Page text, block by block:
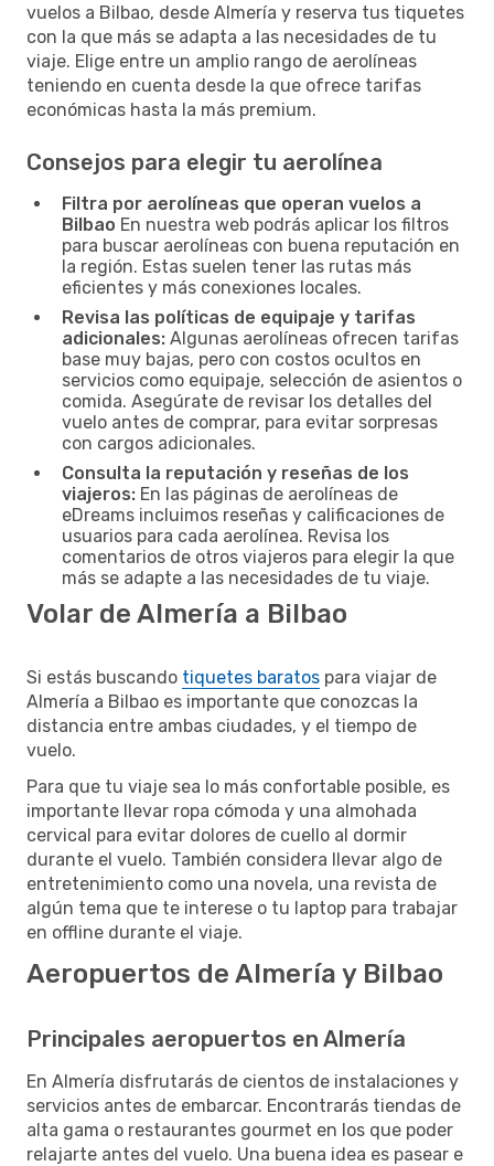
vuelos a Bilbao, desde Almería y reserva tus tiquetes
con la que más se adapta a las necesidades de tu
viaje. Elige entre un amplio rango de aerolíneas
teniendo en cuenta desde la que ofrece tarifas
económicas hasta la más premium.
Consejos para elegir tu aerolínea
Filtra por aerolíneas que operan vuelos a
Bilbao En nuestra web podrás aplicar los filtros
para buscar aerolíneas con buena reputación en
la región. Estas suelen tener las rutas más
eficientes y más conexiones locales.
Revisa las políticas de equipaje y tarifas
adicionales: Algunas aerolíneas ofrecen tarifas
base muy bajas, pero con costos ocultos en
servicios como equipaje, selección de asientos o
comida. Asegúrate de revisar los detalles del
vuelo antes de comprar, para evitar sorpresas
con cargos adicionales.
Consulta la reputación y reseñas de los
viajeros: En las páginas de aerolíneas de
eDreams incluimos reseñas y calificaciones de
usuarios para cada aerolínea. Revisa los
comentarios de otros viajeros para elegir la que
más se adapte a las necesidades de tu viaje.
Volar de Almería a Bilbao
Si estás buscando tiquetes baratos para viajar de
Almería a Bilbao es importante que conozcas la
distancia entre ambas ciudades, y el tiempo de
vuelo.
Para que tu viaje sea lo más confortable posible, es
importante llevar ropa cómoda y una almohada
cervical para evitar dolores de cuello al dormir
durante el vuelo. También considera llevar algo de
entretenimiento como una novela, una revista de
algún tema que te interese o tu laptop para trabajar
en offline durante el viaje.
Aeropuertos de Almería y Bilbao
Principales aeropuertos en Almería
En Almería disfrutarás de cientos de instalaciones y
servicios antes de embarcar. Encontrarás tiendas de
alta gama o restaurantes gourmet en los que poder
relajarte antes del vuelo. Una buena idea es pasear e